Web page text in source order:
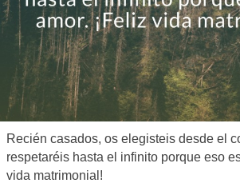
Recién casados, os elegisteis desde el
respetaréis hasta el infinito porque eso
vida matrimonial!